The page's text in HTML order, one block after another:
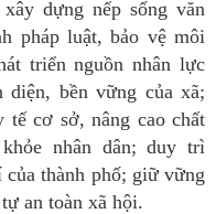
dựng nếp sống văn
pháp luật, bảo vệ môi
triển nguồn nhân lực
diện, bền vững của xã;
cơ sở, nâng cao chất
nhân dân; duy trì
của thành phố; giữ vững
an toàn xã hội.